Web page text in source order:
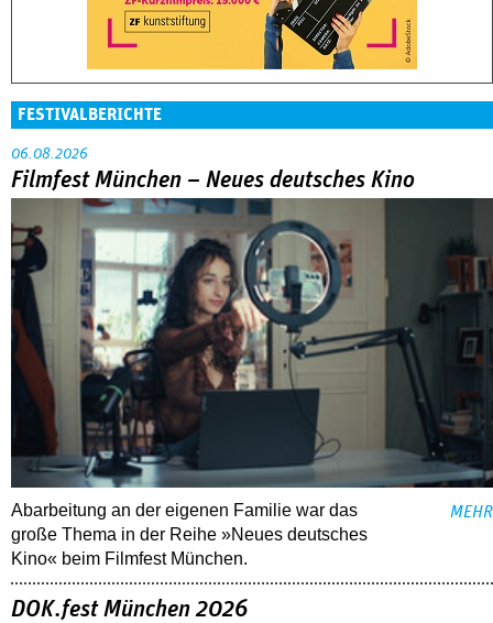
FESTIVALBERICHTE
06.08.2026
Filmfest München – Neues deutsches Kino
Abarbeitung an der eigenen Familie war das
große Thema in der Reihe »Neues deutsches
Kino« beim Filmfest München.
MEHR
DOK.fest München 2026